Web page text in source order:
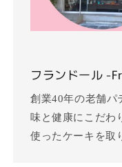
フランドール -
創業40年の老舗パ
味と健康にこだわ
使ったケーキを取